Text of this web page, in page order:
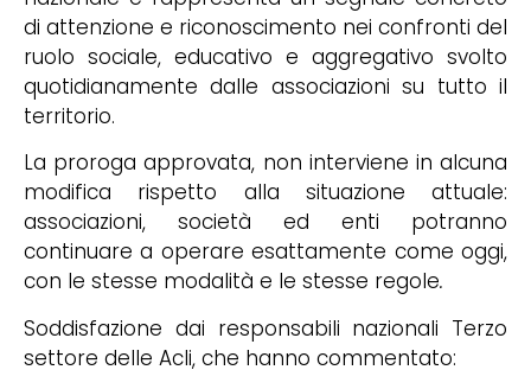
di attenzione e riconoscimento nei confronti del
ruolo sociale, educativo e aggregativo svolto
quotidianamente dalle associazioni su tutto il
territorio.
La proroga approvata, non interviene in alcuna
modifica rispetto alla situazione attuale:
associazioni, società ed enti potranno
continuare a operare esattamente come oggi,
con le stesse modalità e le stesse regole.
Soddisfazione dai responsabili nazionali Terzo
settore delle Acli, che hanno commentato: